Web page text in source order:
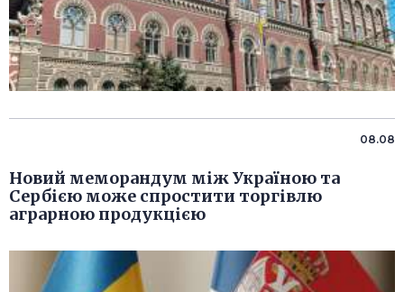
08.08
Новий меморандум між Україною та
Сербією може спростити торгівлю
аграрною продукцією